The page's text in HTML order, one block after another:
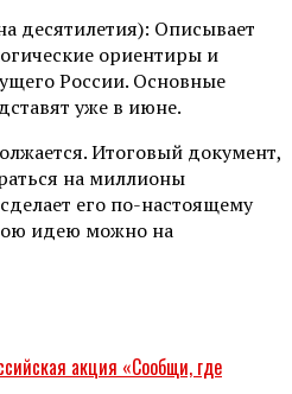
десятилетия): Описывает
ориентиры и
России. Основные
уже в июне.
Итоговый документ,
на миллионы
его по-настоящему
идею можно на
акция «Сообщи, где